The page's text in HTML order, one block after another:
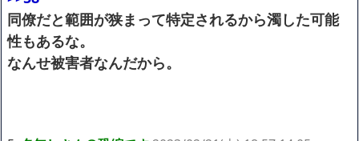
同僚だと範囲が狭まって特定されるから濁した可能
性もあるな。
なんせ被害者なんだから。